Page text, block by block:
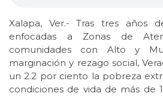
Xalapa, Ver.- Tras tres años
enfocadas a Zonas de
comunidades con Alto y
marginación y rezago social,
un 2.2 por ciento la pobreza
condiciones de vida de más de